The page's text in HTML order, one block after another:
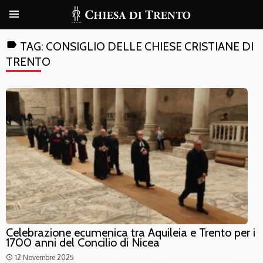
label TAG: CONSIGLIO DELLE CHIESE CRISTIANE DI
TRENTO
Celebrazione ecumenica tra Aquileia e Trento per i
1700 anni del Concilio di Nicea
access_time 12 Novembre 2025